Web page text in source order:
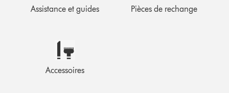
Assistance et guides Pièces de rechange
Accessoires